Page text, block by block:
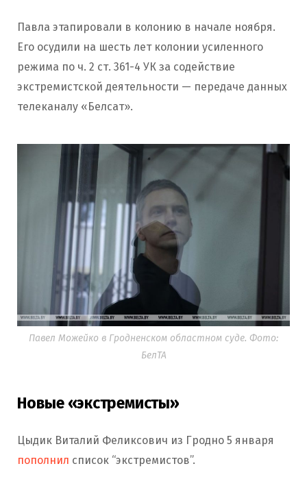
Павла этапировали в колонию в начале ноября.
Его осудили на шесть лет колонии усиленного
режима по ч. 2 ст. 361-4 УК за содействие
экстремистской деятельности — передаче данных
телеканалу «Белсат».
Павел Можейко в Гродненском областном суде. Фото:
БелТА
Новые «экстремисты»
Цыдик Виталий Феликсович из Гродно 5 января
пополнил список “экстремистов”.